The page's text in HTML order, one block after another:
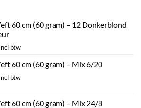
60 cm (60 gram) – 12 Donkerblond
Incl btw
60 cm (60 gram) – Mix 6/20
Incl btw
60 cm (60 gram) – Mix 24/8